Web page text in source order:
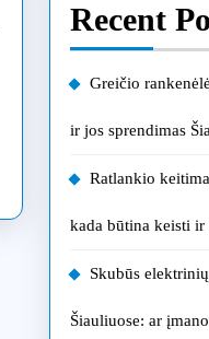
Recent
Greičio
ir jos sprendimas
Ratlankio
kada būtina keisti
Skubūs
Šiauliuose: ar